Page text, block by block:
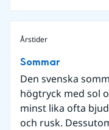
Årstider
Sommar
Den svenska
högtryck med sol
minst lika ofta
och rusk.